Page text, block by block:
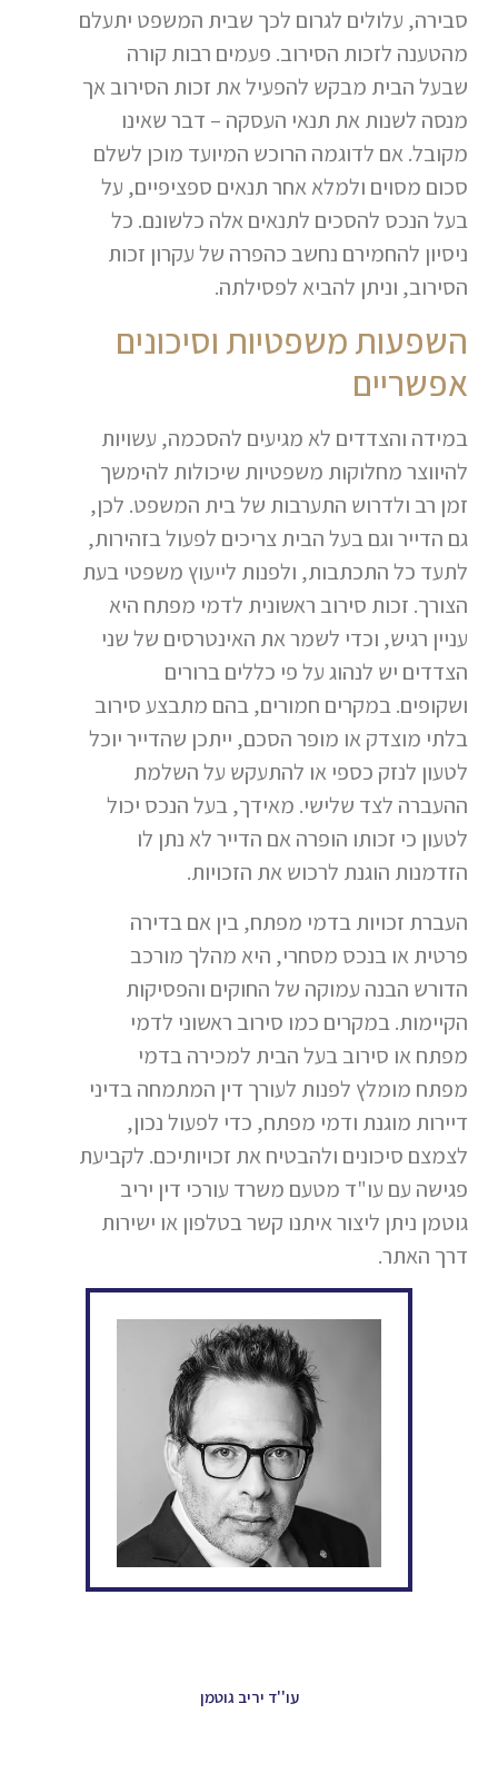
סבירה, עלולים לגרום לכך שבית המשפט יתעלם
מהטענה לזכות הסירוב. פעמים רבות קורה
שבעל הבית מבקש להפעיל את זכות הסירוב אך
מנסה לשנות את תנאי העסקה – דבר שאינו
מקובל. אם לדוגמה הרוכש המיועד מוכן לשלם
סכום מסוים ולמלא אחר תנאים ספציפיים, על
בעל הנכס להסכים לתנאים אלה כלשונם. כל
ניסיון להחמירם נחשב כהפרה של עקרון זכות
הסירוב, וניתן להביא לפסילתה.
השפעות משפטיות וסיכונים
אפשריים
במידה והצדדים לא מגיעים להסכמה, עשויות
להיווצר מחלוקות משפטיות שיכולות להימשך
זמן רב ולדרוש התערבות של בית המשפט. לכן,
גם הדייר וגם בעל הבית צריכים לפעול בזהירות,
לתעד כל התכתבות, ולפנות לייעוץ משפטי בעת
הצורך. זכות סירוב ראשונית לדמי מפתח היא
עניין רגיש, וכדי לשמר את האינטרסים של שני
הצדדים יש לנהוג על פי כללים ברורים
ושקופים. במקרים חמורים, בהם מתבצע סירוב
בלתי מוצדק או מופר הסכם, ייתכן שהדייר יוכל
לטעון לנזק כספי או להתעקש על השלמת
ההעברה לצד שלישי. מאידך, בעל הנכס יכול
לטעון כי זכותו הופרה אם הדייר לא נתן לו
הזדמנות הוגנת לרכוש את הזכויות.
העברת זכויות בדמי מפתח, בין אם בדירה
פרטית או בנכס מסחרי, היא מהלך מורכב
הדורש הבנה עמוקה של החוקים והפסיקות
הקיימות. במקרים כמו סירוב ראשוני לדמי
מפתח או סירוב בעל הבית למכירה בדמי
מפתח מומלץ לפנות לעורך דין המתמחה בדיני
דיירות מוגנת ודמי מפתח, כדי לפעול נכון,
לצמצם סיכונים ולהבטיח את זכויותיכם. לקביעת
פגישה עם עו"ד מטעם משרד עורכי דין יריב
גוטמן ניתן ליצור איתנו קשר בטלפון או ישירות
דרך האתר.
עו''ד יריב גוטמן